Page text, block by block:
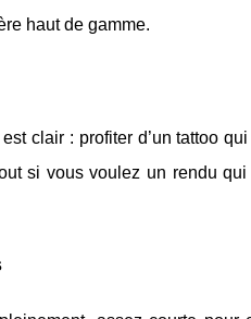
haut de gamme.
clair : profiter d’un tattoo
si vous voulez un rendu